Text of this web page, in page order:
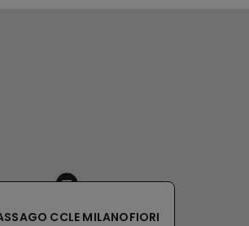
CCLE MILANOFIORI